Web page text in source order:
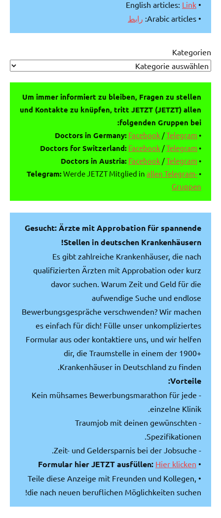
• English articles:
Link
• Arabic articles:
رابط
Kategorien
Um immer informiert zu bleiben, Fragen zu stellen
und Kontakte zu knüpfen, tritt JETZT (JETZT) allen
folgenden Gruppen bei:
•
Doctors in Germany: Facebook /Telegram
•
Doctors for Switzerland: Facebook /Telegram
•
Doctors in Austria: Facebook /Telegram
•
Telegram:Werde JETZT Mitglied in allen Telegram-
Gruppen
Gesucht: Ärzte mit Approbation für spannende
Stellen in deutschen Krankenhäusern!
Es gibt zahlreiche Krankenhäuser, die nach
qualifizierten Ärzten mit Approbation oder kurz
davor suchen. Warum Zeit und Geld für die
aufwendige Suche und endlose
Bewerbungsgespräche verschwenden? Wir machen
es einfach für dich! Fülle unser unkompliziertes
Formular aus oder kontaktiere uns, und wir helfen
dir, die Traumstelle in einem der 1900+
Krankenhäuser in Deutschland zu finden.
Vorteile:
- Kein mühsames Bewerbungsmarathon für jede
einzelne Klinik.
- Traumjob mit deinen gewünschten
Spezifikationen.
- Zeit- und Geldersparnis bei der Jobsuche.
•
Formular hier JETZT ausfüllen: Hier klicken
• Teile diese Anzeige mit Freunden und Kollegen,
die nach neuen beruflichen Möglichkeiten suchen!